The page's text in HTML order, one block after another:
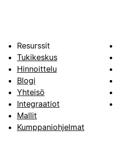
Resurssit
Tukikeskus
Hinnoittelu
Blogi
Yhteisö
Integraatiot
Mallit
Kumppaniohjelmat